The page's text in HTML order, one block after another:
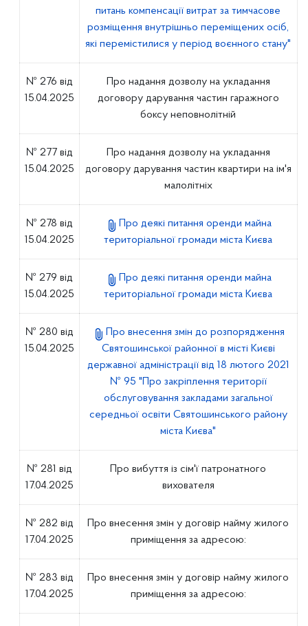
питань компенсації витрат за тимчасове
розміщення внутрішньо переміщених осіб,
які перемістилися у період воєнного стану"
№ 276 від
15.04.2025
Про надання дозволу на укладання
договору дарування частин гаражного
боксу неповнолітній
№ 277 від
15.04.2025
Про надання дозволу на укладання
договору дарування частин квартири на ім'я
малолітніх
№ 278 від
15.04.2025
Про деякі питання оренди майна
територіальної громади міста Києва
№ 279 від
15.04.2025
Про деякі питання оренди майна
територіальної громади міста Києва
№ 280 від
15.04.2025
Про внесення змін до розпорядження
Святошинської районної в місті Києві
державної адміністрації від 18 лютого 2021
№ 95 "Про закріплення території
обслуговування закладами загальної
середньої освіти Святошинського району
міста Києва"
№ 281 від
17.04.2025
Про вибуття із сім'ї патронатного
вихователя
№ 282 від
17.04.2025
Про внесення змін у договір найму жилого
приміщення за адресою:
№ 283 від
17.04.2025
Про внесення змін у договір найму жилого
приміщення за адресою: